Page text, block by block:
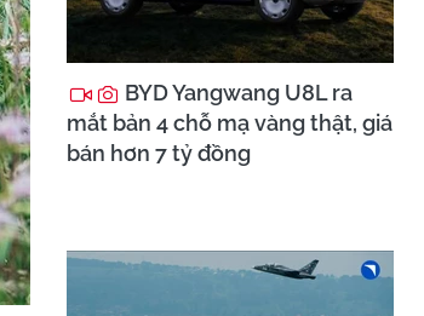
BYD Yangwang U8L ra
mắt bản 4 chỗ mạ vàng thật, giá
bán hơn 7 tỷ đồng